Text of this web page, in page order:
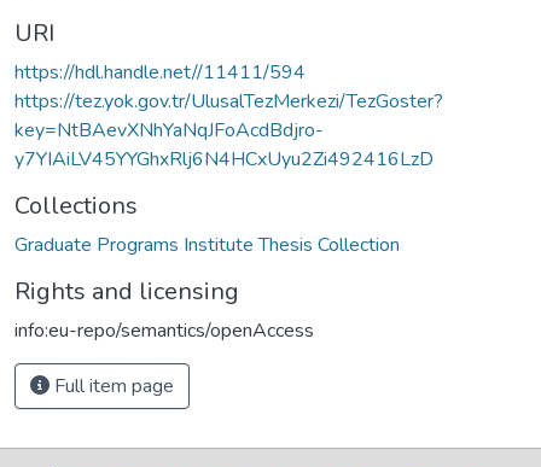
URI
https://hdl.handle.net//11411/594
https://tez.yok.gov.tr/UlusalTezMerkezi/TezGoster?
key=NtBAevXNhYaNqJFoAcdBdjro-
y7YIAiLV45YYGhxRlj6N4HCxUyu2Zi492416LzD
Collections
Graduate Programs Institute Thesis Collection
Rights and licensing
info:eu-repo/semantics/openAccess
Full item page